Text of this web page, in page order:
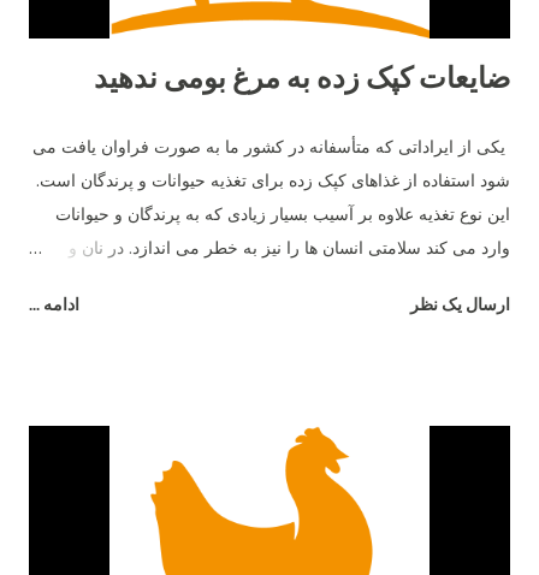
ضایعات کپک زده به مرغ بومی ندهید
یکی از ایراداتی که متأسفانه در کشور ما به صورت فراوان یافت می
شود استفاده از غذاهای کپک زده برای تغذیه حیوانات و پرندگان است.
این نوع تغذیه علاوه بر آسیب بسیار زیادی که به پرندگان و حیوانات
وارد می کند سلامتی انسان ها را نیز به خطر می اندازد. در نان و
ماده باعث آسیب شدید سیستم گوارشی پرندگان و حیوانات می شود
آب و غذای آن ها چک و تمیز شده و اطمینان حاصل کرد که کپک و
باقی مانده غذای فاسد در ظروف باقی نماند.
ارسال یک نظر ادامه ...